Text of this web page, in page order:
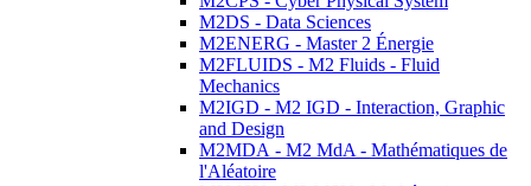
M2DS - Data Sciences
M2ENERG - Master 2 Énergie
M2FLUIDS - M2 Fluids - Fluid
Mechanics
M2IGD - M2 IGD - Interaction, Graphic
and Design
M2MDA - M2 MdA - Mathématiques de
l'Aléatoire